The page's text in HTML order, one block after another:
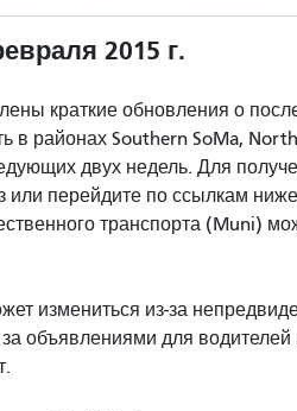
2015 г.
краткие обновления о
в районах Southern SoMa,
двух недель. Для
или перейдите по ссылкам
транспорта (Muni)
измениться из-за
за объявлениями для